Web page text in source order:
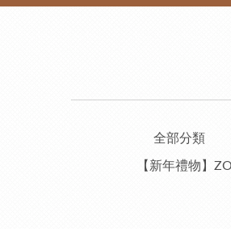
全部分類
【新年禮物】